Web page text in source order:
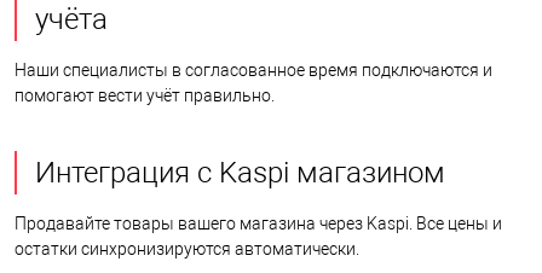
учёта
Наши специалисты в согласованное время подключаются и
помогают вести учёт правильно.
Интеграция с Kaspi магазином
Продавайте товары вашего магазина через Kaspi. Все цены и
остатки синхронизируются автоматически.